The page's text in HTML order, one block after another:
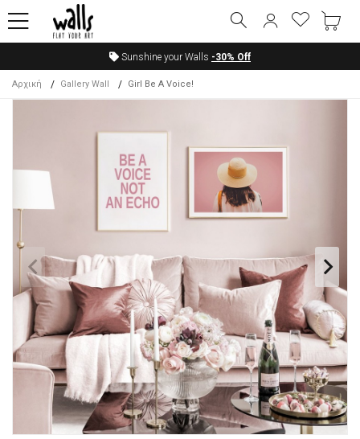
Sunshine your Walls -30% Off
Αρχική Gallery Wall Girl Be A Voice!